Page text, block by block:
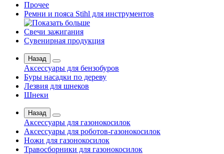
Прочее
Ремни и пояса Stihl для инструментов
Свечи зажигания
Сувенирная продукция
Назад
Аксессуары для бензобуров
Буры насадки по дереву
Лезвия для шнеков
Шнеки
Назад
Аксессуары для газонокосилок
Аксессуары для роботов-газонокосилок
Ножи для газонокосилок
Травосборники для газонокосилок